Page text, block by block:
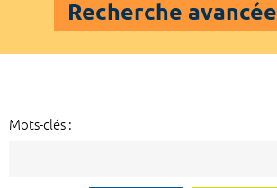
Recherche avancée
Mots-clés :